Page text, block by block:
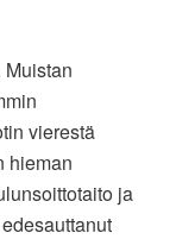
vierestä
hieman
ja